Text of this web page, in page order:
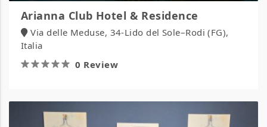
Arianna Club Hotel & Residence
Via delle Meduse, 34-Lido del Sole–Rodi (FG),
Italia
0 Review